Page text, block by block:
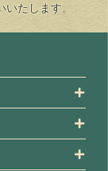
たします。